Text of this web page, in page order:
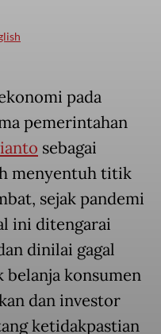
pada
pemerintahan
sebagai
menyentuh titik
sejak pandemi
ini ditengarai
dinilai gagal
belanja konsumen
dan investor
ketidakpastian